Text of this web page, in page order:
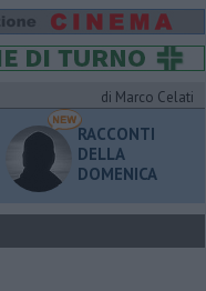
di Marco Celati
RACCONTI
DELLA
DOMENICA